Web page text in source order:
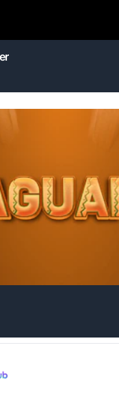
online free.
free. arcade